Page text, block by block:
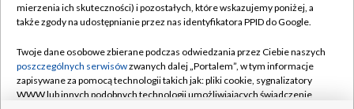
Naziemna Telewizja Cyfrowa
Rada Programowa
System NOS
Pomoc
Kontakt
mierzenia ich skuteczności) i pozostałych, które wskazujemy poniżej, a
także zgody na udostępnianie przez nas identyfikatora PPID do Google.
Twoje dane osobowe zbierane podczas odwiedzania przez Ciebie naszych
poszczególnych serwisówzwanych dalej „Portalem”, w tym informacje
zapisywane za pomocą technologii takich jak: pliki cookie, sygnalizatory
WWW lub innych podobnych technologii umożliwiających świadczenie